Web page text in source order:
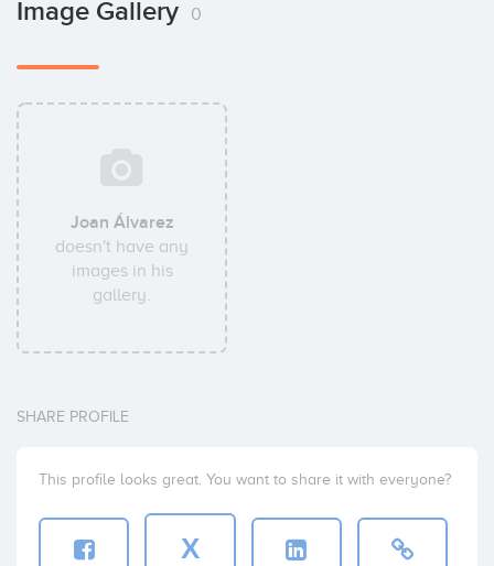
Image Gallery 0
Joan Álvarez
doesn't have any
images in his
gallery.
SHARE PROFILE
This profile looks great. You want to share it with everyone?
X